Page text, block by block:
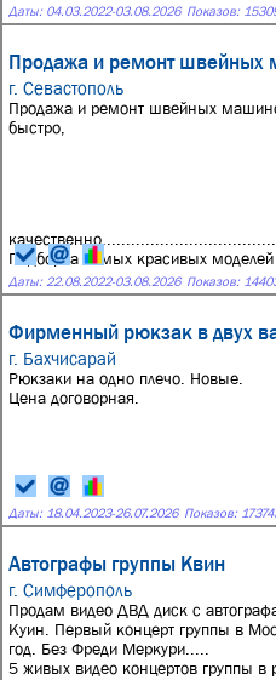
Даты: 04.03.2022-03.08.2026 Показов:
Продажа и ремонт швейных
г. Севастополь
Продажа и ремонт швейных
быстро,
Подборка самых красивых моделей
Даты: 22.08.2022-03.08.2026 Показов:
Фирменный рюкзак в двух
г. Бахчисарай
Рюкзаки на одно плечо. Новые.
Цена договорная.
Даты: 18.04.2023-26.07.2026 Показов:
Автографы группы Квин
г. Симферополь
Продам видео ДВД диск с
Куин. Первый концерт группы в
год. Без Фреди Меркури.....
5 живых видео концертов группы в